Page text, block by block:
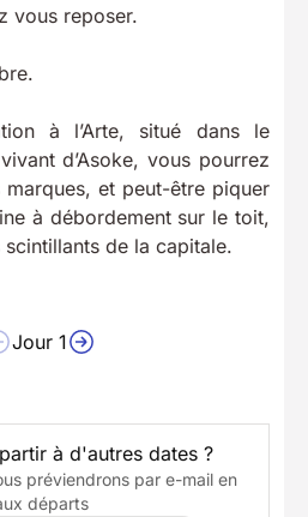
vous reposer.
à l’Arte, situé dans le
d’Asoke, vous pourrez
et peut-être piquer
à débordement sur le toit,
de la capitale.
Jour 1
à d'autres dates ?
préviendrons par e-mail en
départs